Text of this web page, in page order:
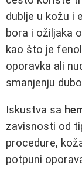
dublje u kožu i
bora i ožiljaka
kao što je
oporavka ali
smanjenju
Iskustva sa
zavisnosti od
procedure,
potpuni